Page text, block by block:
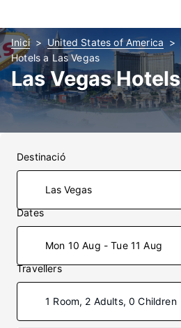
Inici United States of America
Hotels a Las Vegas
Las Vegas Hotels
Destinació
Dates
Mon 10 Aug - Tue 11 Aug
Travellers
1 Room, 2 Adults, 0 Children